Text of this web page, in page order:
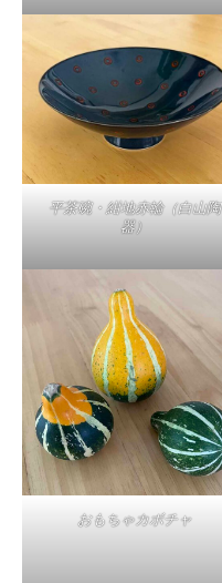
平茶碗・紺地赤輪（白山陶
器）
おもちゃカボチャ